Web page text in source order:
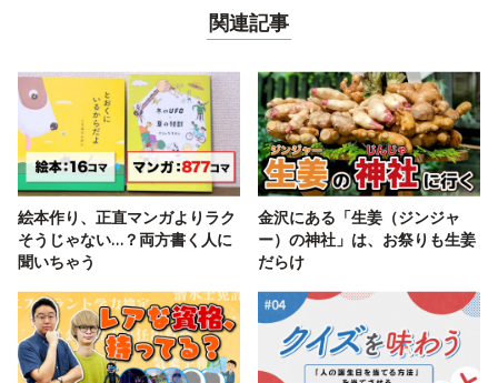
関連記事
絵本作り、正直マンガよりラク
そうじゃない…？両方書く人に
聞いちゃう
金沢にある「生姜（ジンジャ
ー）の神社」は、お祭りも生姜
だらけ